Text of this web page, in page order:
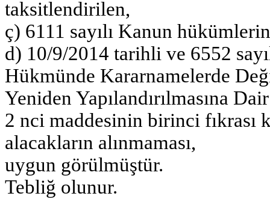
taksitlendirilen,
ç) 6111 sayılı Kanun
d) 10/9/2014 tarihli ve 6552
Hükmünde Kararnamelerde
Yeniden Yapılandırılmasına
2 nci maddesinin birinci fıkrası
alacakların alınmaması,
uygun görülmüştür.
Tebliğ olunur.